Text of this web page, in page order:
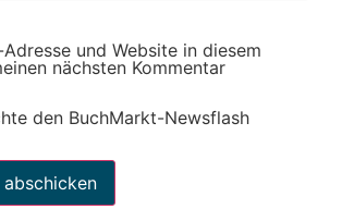
und Website in diesem
nächsten Kommentar
den BuchMarkt-Newsflash